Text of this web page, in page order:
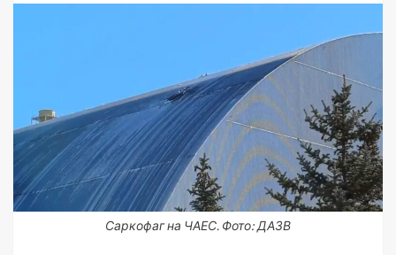
Саркофаг на ЧАЕС. Фото: ДАЗВ